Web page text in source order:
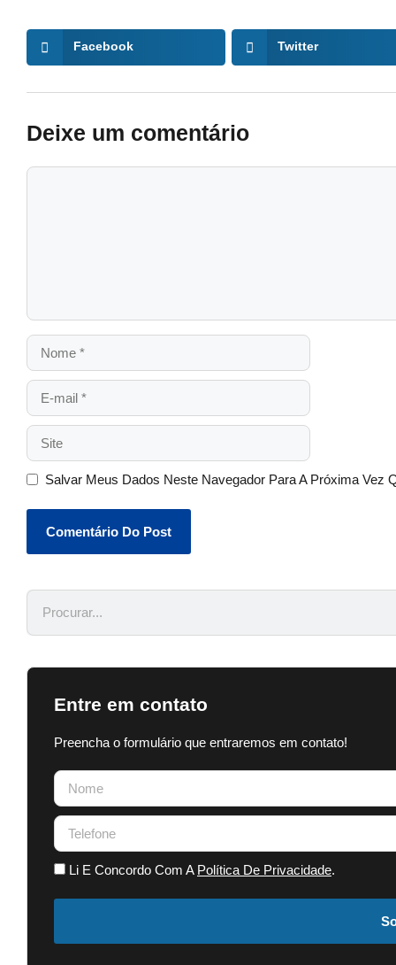
Facebook Twitter
Deixe um comentário
Salvar Meus Dados Neste Navegador Para A Próxima Vez
Entre em contato
Preencha o formulário que entraremos em contato!
Li E Concordo Com A Política De Privacidade.